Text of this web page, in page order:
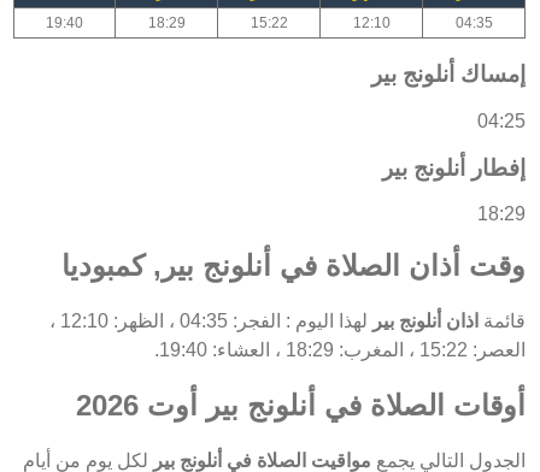
04:35
12:10
15:22
18:29
19:40
إمساك أنلونج بير
04:25
إفطار أنلونج بير
18:29
وقت أذان الصلاة في أنلونج بير, كمبوديا
قائمة اذان أنلونج بير
لهذا اليوم : الفجر: 04:35 ، الظهر: 12:10 ،
العصر: 15:22 ، المغرب: 18:29 ، العشاء: 19:40.
أوقات الصلاة في أنلونج بير أوت 2026
الجدول التالي يجمع مواقيت الصلاة في أنلونج بير لكل يوم من أيام